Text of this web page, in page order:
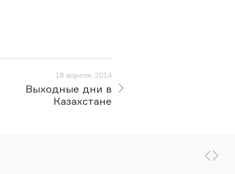
18 апреля, 2014
Выходные дни в
Казахстане